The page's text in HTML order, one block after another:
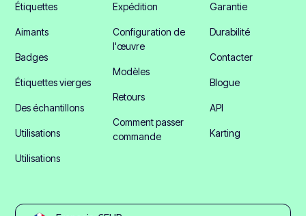
Étiquettes
Aimants
Badges
Étiquettes vierges
Des échantillons
Utilisations
Utilisations
Expédition
Configuration de
l'œuvre
Modèles
Retours
Comment passer
commande
Garantie
Durabilité
Contacter
Blogue
API
Karting